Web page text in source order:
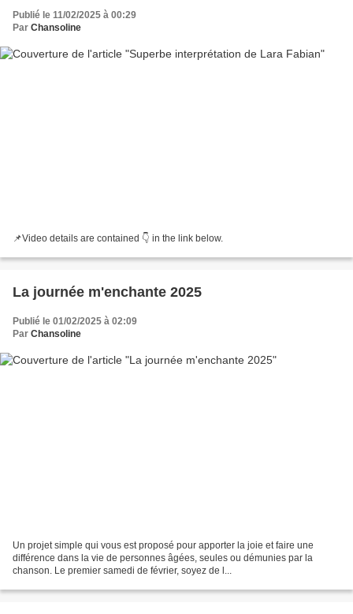
Publié le 11/02/2025 à 00:29
Par Chansoline
📌Video details are contained 👇 in the link below.
La journée m'enchante 2025
Publié le 01/02/2025 à 02:09
Par Chansoline
Un projet simple qui vous est proposé pour apporter la joie et faire une
différence dans la vie de personnes âgées, seules ou démunies par la
chanson. Le premier samedi de février, soyez de l...